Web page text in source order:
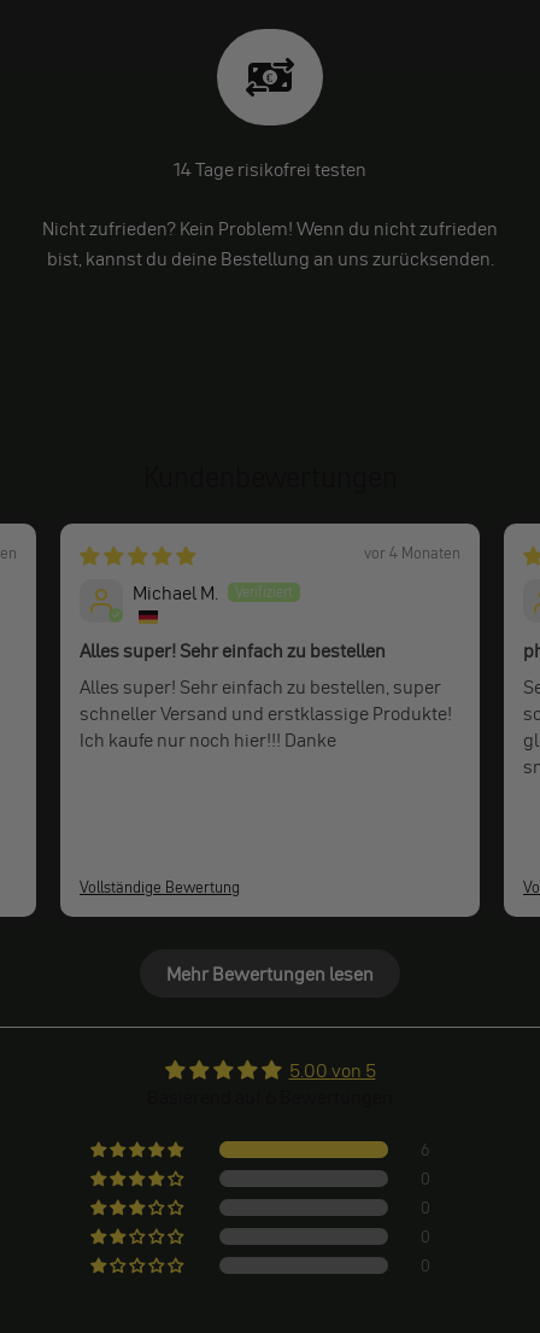
14 Tage risikofrei testen
Nicht zufrieden? Kein Problem! Wenn du nicht zufrieden
bist, kannst du deine Bestellung an uns zurücksenden.
vor 4 Monaten
Michael M.
Alles super! Sehr einfach zu bestellen
Alles super! Sehr einfach zu bestellen, super
schneller Versand und erstklassige Produkte!
Ich kaufe nur noch hier!!! Danke
Vollständige Bewertung
Mehr Bewertungen lesen
5.00 von 5
6
0
0
0
0